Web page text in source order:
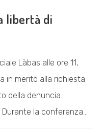
libertà di
Làbas alle ore 11,
in merito alla richiesta
della denuncia
la conferenza…